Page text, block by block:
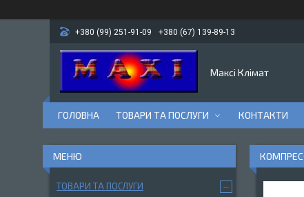
+380 (99) 251-91-09 +380 (67) 139-89-13
Максі Клімат
ГОЛОВНА ТОВАРИ ТА ПОСЛУГИ КОНТАКТИ
ТОВАРИ ТА ПОСЛУГИ